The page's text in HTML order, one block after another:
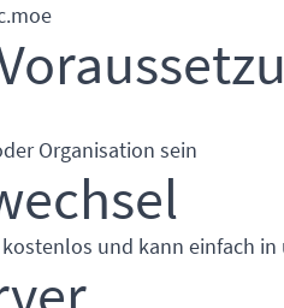
Organisation sein
und kann einfach